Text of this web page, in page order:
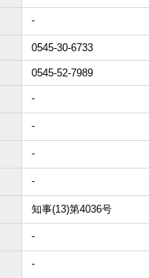
-
0545-30-6733
0545-52-7989
-
-
-
-
知事(13)第4036号
-
-